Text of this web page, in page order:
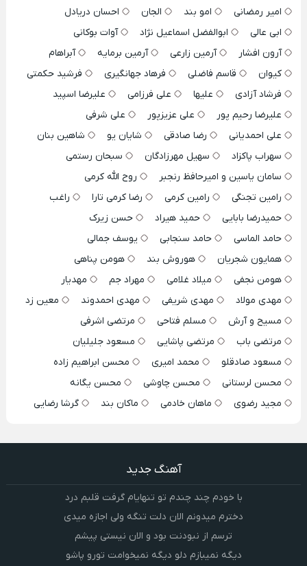
امیر رمضانی
امو بند الجان
احسان دریادل
ابی عالی
ابوالفضل اسماعیل نژاد
آوات بوکانی
آرون افشار
آرمین زارعی آرمین برمایه
آبراهام
کیوان
قاسم فاضلی فرهاد جهانگیری
فرشید حکمتی
فرشاد آزادی
علیها علی فرزامی
علیرضا اسپید
علیرضا رحیم پور
علی عزیزپور
علی شرفی
علی احمدیانی
رضا صادقی شایان یو
شاهین بنان
سهراب پاکزاد
سهیل مهرزادگان
سبحان رستمی
سامان یاسین و امیرحافظ رنجبر
روح الله کرمی
رامین تجنگی
رامین کرمی رضا کرمی تارا
راغب
حمیدرضا بابایی
حمید هیراد
حسن زیرک
حامد الماسی
حامد سنجابی
یوسف جمالی
همایون شجریان
هوروش بند
هومن پناهی
هومن نجفی
میلاد غلامی مهراد جم
مهدیار
مهدی مولاد
مهدی شریفی مهدی احمدوند
معین زد
مسیح و آرش
مسلم فتاحی
مرتضی اشرفی
مرتضی باب
مرتضی پاشایی
مسعود جلیلیان
مسعود صادقلو
محمد امیری
محسن ابراهیم زاده
محسن لرستانی
محسن چاوشی
محسن یگانه
مجید رضوی
ماهان خادمی ماکان بند گرشا رضایی
آهنگ جدید
با خودم چند چندم تو تنهایام گرفت قلبم درد
دخترم میدونم الان دلت تنگه ولی اجازه میدی
ترسم از نبودنت بود و الان نیستی پیشم
دیگه نمیبازم دلو دیگه نمیخوامت تورو پاشو